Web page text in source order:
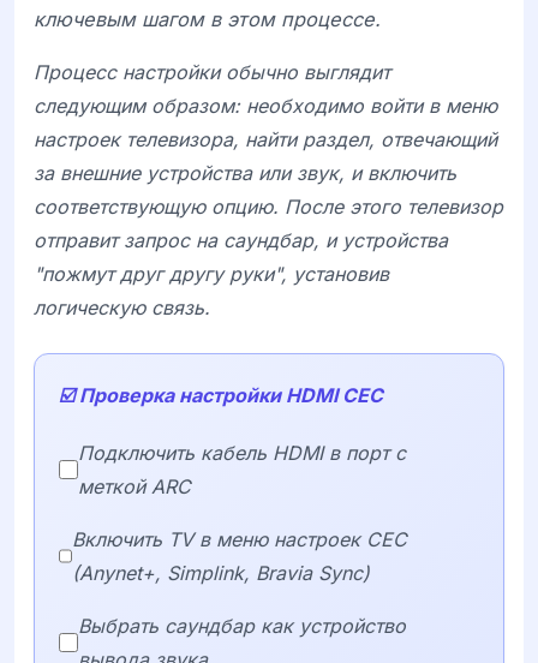
ключевым шагом в этом процессе.
Процесс настройки обычно выглядит
следующим образом: необходимо войти в меню
настроек телевизора, найти раздел, отвечающий
за внешние устройства или звук, и включить
соответствующую опцию. После этого телевизор
отправит запрос на саундбар, и устройства
"пожмут друг другу руки", установив
логическую связь.
☑️ Проверка настройки HDMI CEC
Подключить кабель HDMI в порт с
меткой ARC
Включить TV в меню настроек CEC
(Anynet+, Simplink, Bravia Sync)
Выбрать саундбар как устройство